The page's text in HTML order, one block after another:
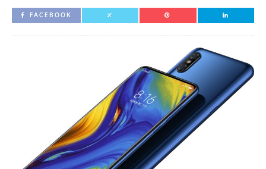
FACEBOOK